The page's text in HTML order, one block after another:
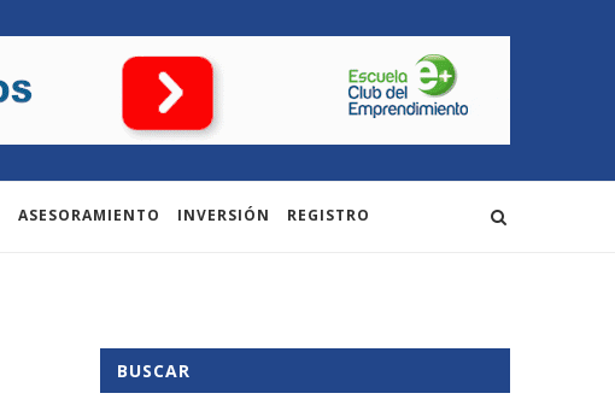
ASESORAMIENTO INVERSIÓN REGISTRO
BUSCAR